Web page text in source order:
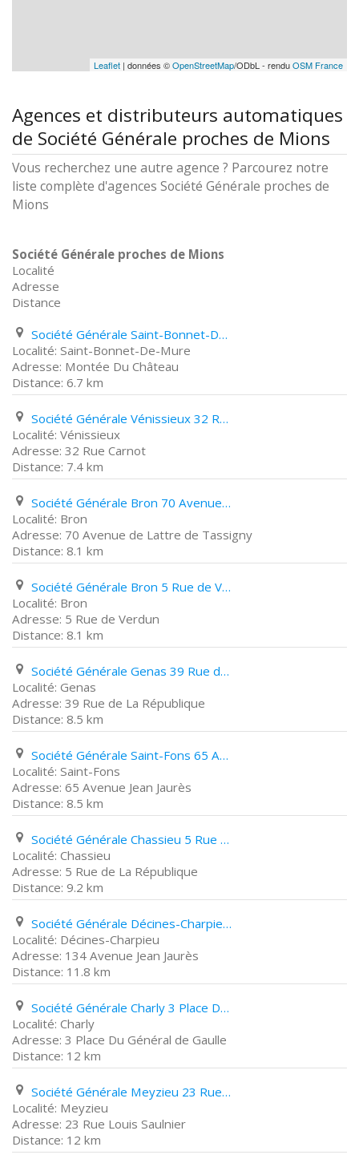
Leaflet | données ©OpenStreetMap/ODbL - renduOSM France
Agences et distributeurs automatiques
de Société Générale proches de Mions
Vous recherchez une autre agence ? Parcourez notre
liste complète d'agences Société Générale proches de
Mions
Société Générale proches de Mions
Localité
Adresse
Distance
Société Générale Saint-Bonnet-De-Mure Montée Du Château
Saint-Bonnet-De-Mure
Montée Du Château
6.7 km
Société Générale Vénissieux 32 Rue Carnot
Vénissieux
32 Rue Carnot
7.4 km
Société Générale Bron 70 Avenue de Lattre de Tassigny
Bron
70 Avenue de Lattre de Tassigny
8.1 km
Société Générale Bron 5 Rue de Verdun
Bron
5 Rue de Verdun
8.1 km
Société Générale Genas 39 Rue de La République
Genas
39 Rue de La République
8.5 km
Société Générale Saint-Fons 65 Avenue Jean Jaurès
Saint-Fons
65 Avenue Jean Jaurès
8.5 km
Société Générale Chassieu 5 Rue de La République
Chassieu
5 Rue de La République
9.2 km
Société Générale Décines-Charpieu 134 Avenue Jean Jaurès
Décines-Charpieu
134 Avenue Jean Jaurès
11.8 km
Société Générale Charly 3 Place Du Général de Gaulle
Charly
3 Place Du Général de Gaulle
12 km
Société Générale Meyzieu 23 Rue Louis Saulnier
Meyzieu
23 Rue Louis Saulnier
12 km